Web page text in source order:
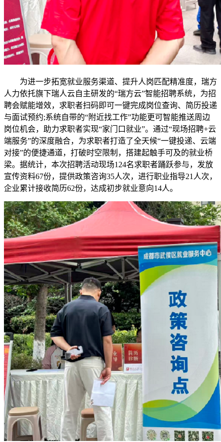
为进一步拓宽就业服务渠道、提升人岗匹配精准度，瑞方
人力依托旗下瑞人云自主研发的“瑞方云”智能招聘系统，为招
聘会赋能增效，求职者扫码即可一键完成岗位查询、简历投递
与面试预约;系统自带的“附近找工作”功能更可智能推送周边
岗位机会，助力求职者实现“家门口就业”。通过“现场招聘+云
端服务”的深度融合，为求职者打造了全天候“一键投递、云端
对接”的便捷通道，打破时空限制，搭建起触手可及的就业桥
梁。据统计，本次招聘活动现场124名求职者踊跃参与，发放
宣传资料67份，提供政策咨询35人次，进行职业指导21人次，
企业累计接收简历62份，达成初步就业意向14人。